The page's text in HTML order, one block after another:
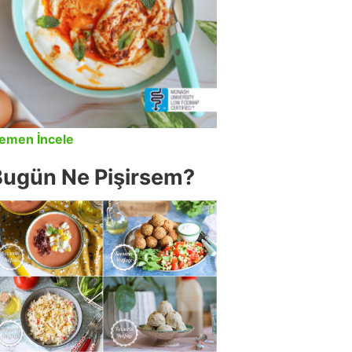
İncele
Ne Pişirsem?